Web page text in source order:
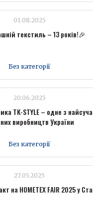
01.08.2025
текстиль – 13 років!🎉
Без категорії
20.06.2025
TK-STYLE – одне з
виробництв України
Без категорії
27.05.2025
на HOMETEX FAIR 2025 у